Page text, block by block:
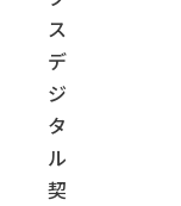
ス
デ
ジ
タ
ル
契